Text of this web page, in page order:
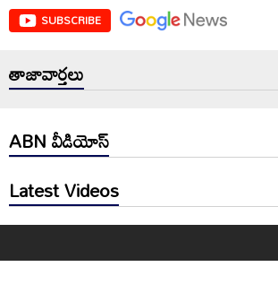
SUBSCRIBE
తాజావార్తలు
ABN వీడియోస్
Latest Videos